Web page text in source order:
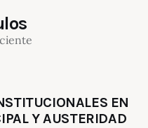
EN
Y AUSTERIDAD